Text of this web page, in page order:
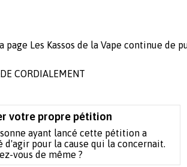
page Les Kassos de la Vape continue de
CORDIALEMENT
votre propre pétition
ayant lancé cette pétition a
d'agir pour la cause qui la concernait.
vous de même ?